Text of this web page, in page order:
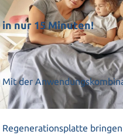
in nur 15 Minuten!
Mit der
Regenerationsplatte